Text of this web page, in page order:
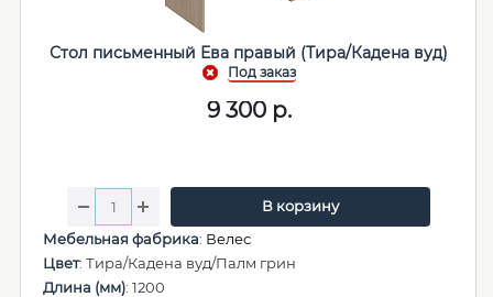
Стол письменный Ева правый (Тира/Кадена вуд)
9 300р.
В корзину
Мебельная фабрика: Велес
Цвет: Тира/Кадена вуд/Палм грин
Длина (мм): 1200